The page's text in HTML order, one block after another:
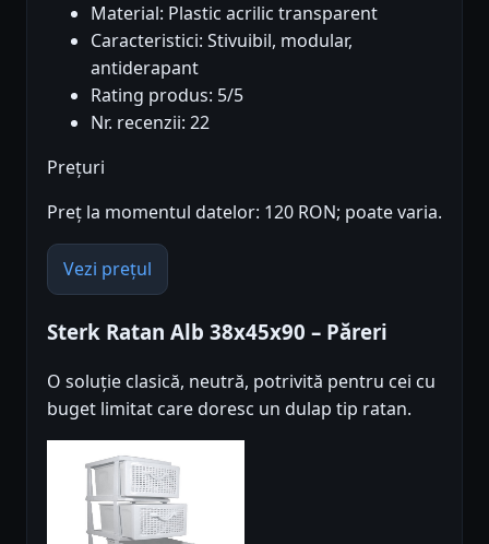
Material: Plastic acrilic transparent
Caracteristici: Stivuibil, modular,
antiderapant
Rating produs: 5/5
Nr. recenzii: 22
Prețuri
Preț la momentul datelor: 120 RON; poate varia.
Vezi prețul
Sterk Ratan Alb 38x45x90 – Păreri
O soluție clasică, neutră, potrivită pentru cei cu
buget limitat care doresc un dulap tip ratan.